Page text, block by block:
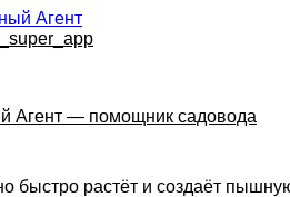
Агент
Агент — помощник садовода
быстро растёт и создаёт